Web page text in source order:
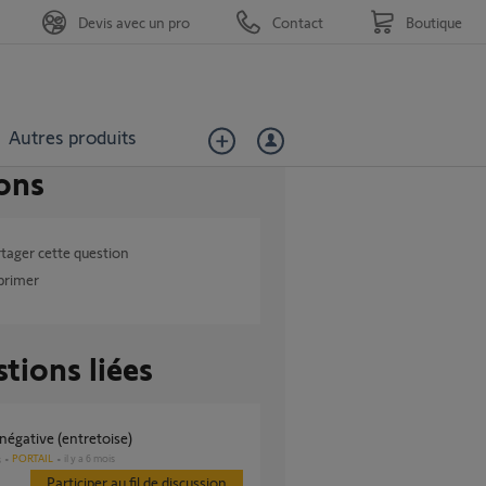
Autres produits
Devis avec un pro Contact Boutique
cette question
liées
négative (entretoise)
PORTAIL il y a 6 mois
Participer au fil de discussion